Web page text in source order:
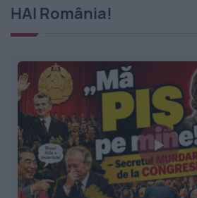
HAI România!